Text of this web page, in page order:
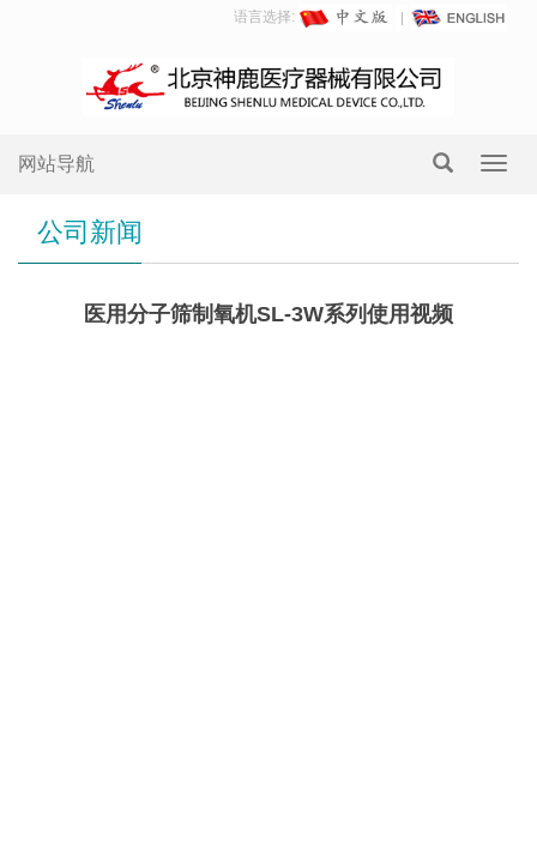
语言选择:
网站导航
公司新闻
医用分子筛制氧机SL-3W系列使用视频